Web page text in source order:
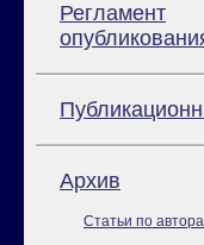
Регламент
Архив
Статьи по